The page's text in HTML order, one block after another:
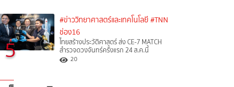
5
#ข่าววิทยาศาสตร์และเทคโนโลยี #TNN
ช่อง16
ไทยสร้างประวัติศาสตร์ ส่ง CE-7 MATCH
สำรวจดวงจันทร์ครั้งแรก 24 ส.ค.นี้
20